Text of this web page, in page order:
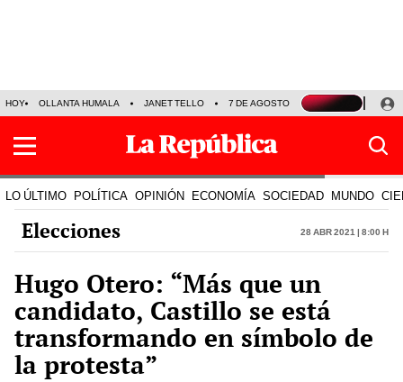
HOY OLLANTA HUMALA JANET TELLO 7 DE AGOSTO TINKA RESULTADOS
LO ÚLTIMO POLÍTICA OPINIÓN ECONOMÍA SOCIEDAD MUNDO
Elecciones 28 Abr 2021 | 8:00 h
Hugo Otero: “Más que un
candidato, Castillo se está
transformando en símbolo de
la protesta”